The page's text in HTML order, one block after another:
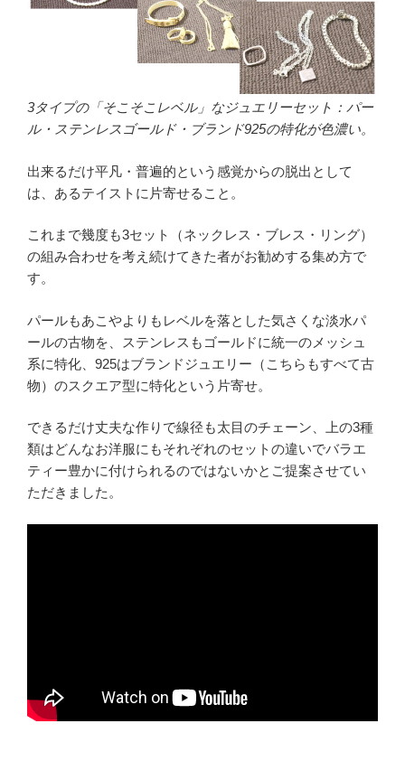
3タイプの「そこそこレベル」なジュエリーセット：パー
ル・ステンレスゴールド・ブランド925の特化が色濃い。
出来るだけ平凡・普遍的という感覚からの脱出として
は、あるテイストに片寄せること。
これまで幾度も3セット（ネックレス・ブレス・リング）
の組み合わせを考え続けてきた者がお勧めする集め方で
す。
パールもあこやよりもレベルを落とした気さくな淡水パ
ールの古物を、ステンレスもゴールドに統一のメッシュ
系に特化、925はブランドジュエリー（こちらもすべて古
物）のスクエア型に特化という片寄せ。
できるだけ丈夫な作りで線径も太目のチェーン、上の3種
類はどんなお洋服にもそれぞれのセットの違いでバラエ
ティー豊かに付けられるのではないかとご提案させてい
ただきました。